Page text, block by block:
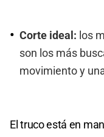
Corte ideal: los
son los más
movimiento y
El truco está en